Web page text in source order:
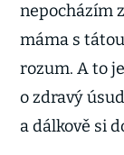
nepocházím
máma s
rozum. A to
o zdravý
a dálkově si